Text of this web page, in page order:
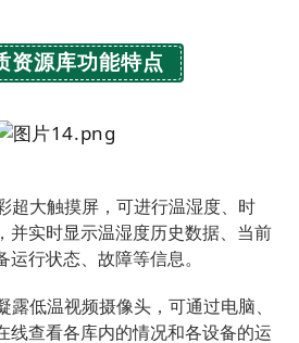
资源库功能特点
超大触摸屏，可进行温湿度、时
并实时显示温湿度历史数据、当前
行状态、故障等信息。
露低温视频摄像头，可通过电脑、
线查看各库内的情况和各设备的运